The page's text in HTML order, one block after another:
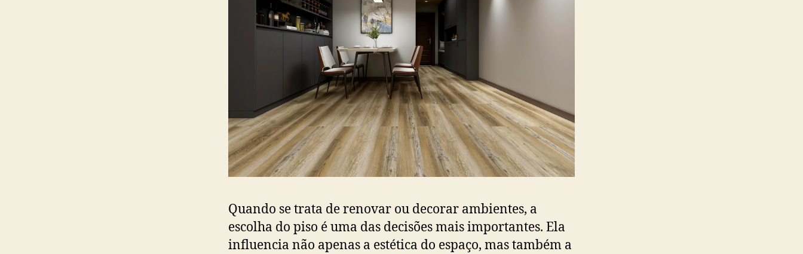
Quando se trata de renovar ou decorar ambientes, a
escolha do piso é uma das decisões mais importantes. Ela
influencia não apenas a estética do espaço, mas também a